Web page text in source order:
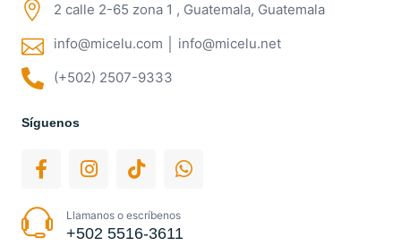
2 calle 2-65 zona 1 , Guatemala, Guatemala
info@micelu.com │ info@micelu.net
(+502) 2507-9333
Síguenos
Llamanos o escríbenos
+502 5516-3611